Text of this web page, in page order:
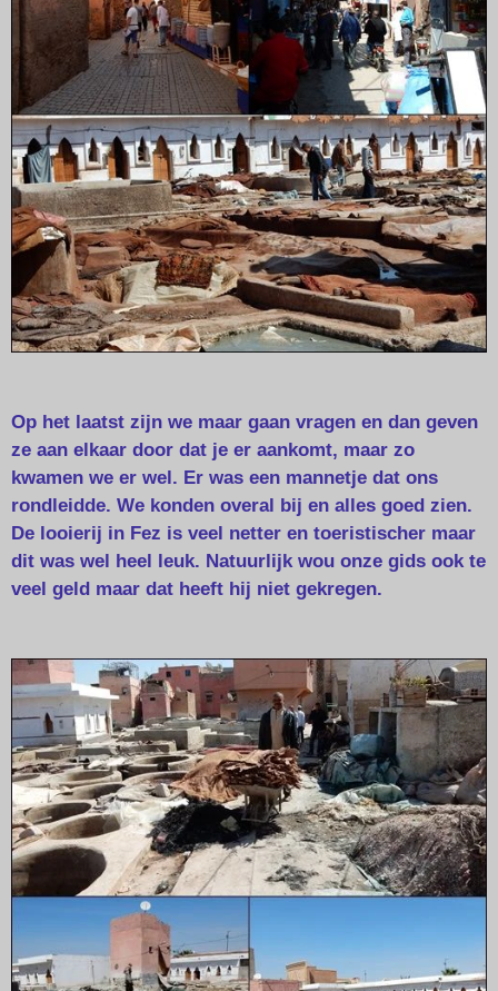
Op het laatst zijn we maar gaan vragen en dan geven
ze aan elkaar door dat je er aankomt, maar zo
kwamen we er wel. Er was een mannetje dat ons
rondleidde. We konden overal bij en alles goed zien.
De looierij in Fez is veel netter en toeristischer maar
dit was wel heel leuk. Natuurlijk wou onze gids ook te
veel geld maar dat heeft hij niet gekregen.